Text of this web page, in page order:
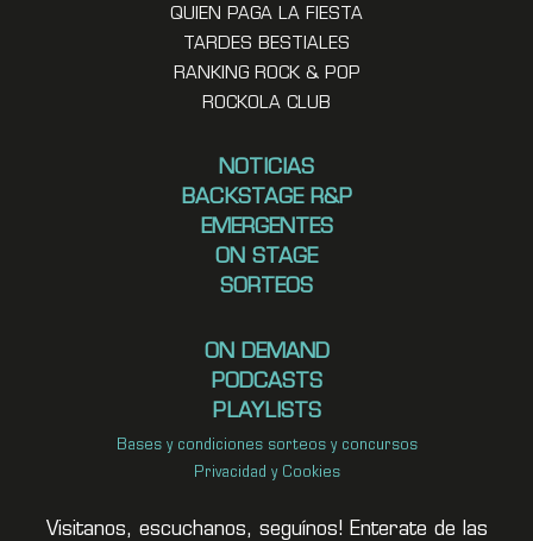
QUIEN PAGA LA FIESTA
TARDES BESTIALES
RANKING ROCK & POP
ROCKOLA CLUB
NOTICIAS
BACKSTAGE R&P
EMERGENTES
ON STAGE
SORTEOS
ON DEMAND
PODCASTS
PLAYLISTS
Bases y condiciones sorteos y concursos
Privacidad y Cookies
Visitanos, escuchanos, seguínos! Enterate de las